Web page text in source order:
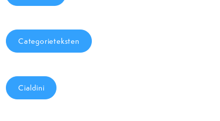
Categorieteksten
Cialdini